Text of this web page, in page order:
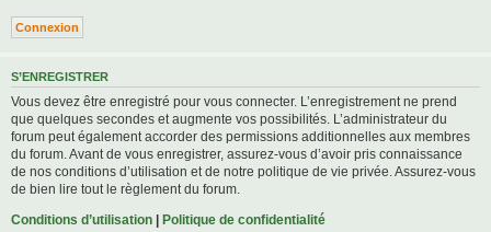
S’ENREGISTRER
Vous devez être enregistré pour vous connecter. L’enregistrement ne prend
que quelques secondes et augmente vos possibilités. L’administrateur du
forum peut également accorder des permissions additionnelles aux membres
du forum. Avant de vous enregistrer, assurez-vous d’avoir pris connaissance
de nos conditions d’utilisation et de notre politique de vie privée. Assurez-vous
de bien lire tout le règlement du forum.
Conditions d’utilisation | Politique de confidentialité